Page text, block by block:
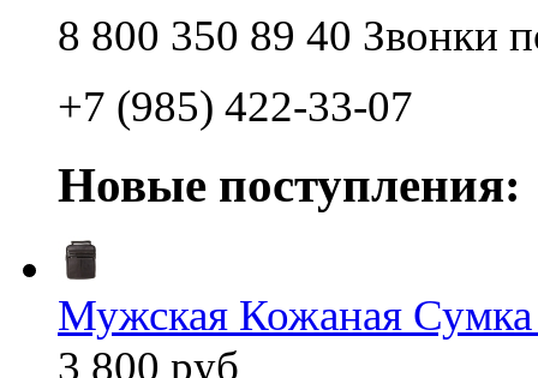
8 800 350 89 40 Звонки
+7 (985) 422-33-07
Новые поступления:
Мужская Кожаная
3 800 руб